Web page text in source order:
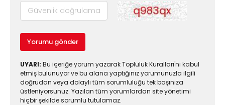
Yorumu gönder
UYARI: Bu içeriğe yorum yazarak Topluluk Kuralları'nı kabul
etmiş bulunuyor ve bu alana yaptığınız yorumunuzla ilgili
doğrudan veya dolaylı tüm sorumluluğu tek başınıza
üstleniyorsunuz. Yazılan tüm yorumlardan site yönetimi
hiçbir şekilde sorumlu tutulamaz.